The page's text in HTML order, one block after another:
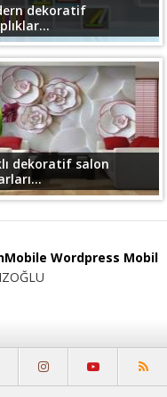
dekoratif
dekoratif salon
Wordpress Mobil